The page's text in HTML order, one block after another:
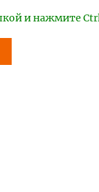
и нажмите